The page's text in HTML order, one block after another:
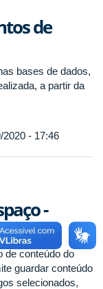
de
bases de dados,
a partir da
2020 - 17:46
-
de conteúdo do
guardar conteúdo
selecionados,